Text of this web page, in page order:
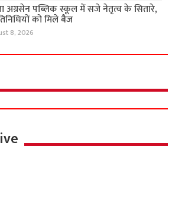
अग्रसेन पब्लिक स्कूल में सजे नेतृत्व के सितारे,
को मिले बैज
8, 2026